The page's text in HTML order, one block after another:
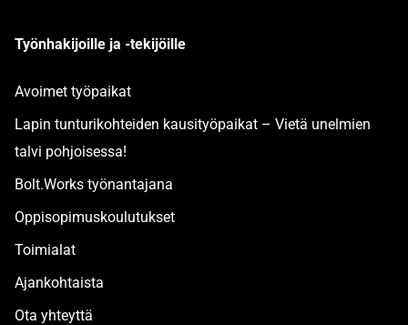
Työnhakijoille ja -tekijöille
Avoimet työpaikat
Lapin tunturikohteiden kausityöpaikat – Vietä unelmien
talvi pohjoisessa!
Bolt.Works työnantajana
Oppisopimuskoulutukset
Toimialat
Ajankohtaista
Ota yhteyttä